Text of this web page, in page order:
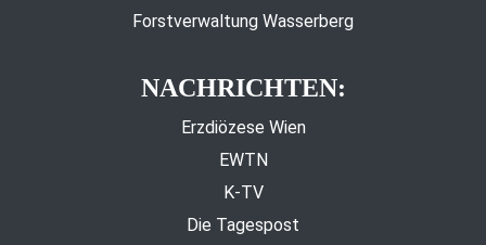
Forstverwaltung Wasserberg
NACHRICHTEN:
Erzdiözese Wien
EWTN
K-TV
Die Tagespost